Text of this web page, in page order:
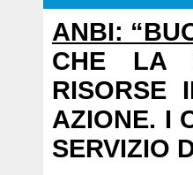
ANBI:
CHE LA
RISORSE
AZIONE. I
SERVIZIO